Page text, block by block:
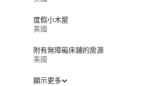
度假小木屋
美國
附有無障礙床鋪的房源
美國
顯示更多